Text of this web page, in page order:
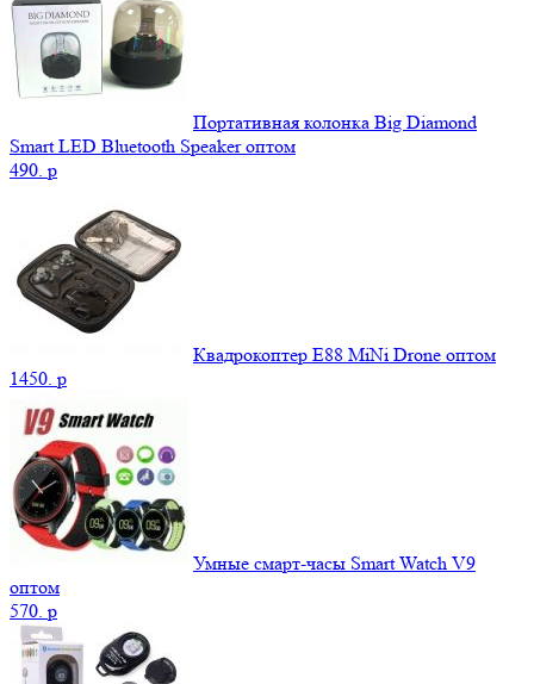
Портативная колонка Big Diamond
Smart LED Bluetooth Speaker оптом
490. p
Квадрокоптер E88 MiNi Drone оптом
1450. p
Умные смарт-часы Smart Watch V9
оптом
570. p